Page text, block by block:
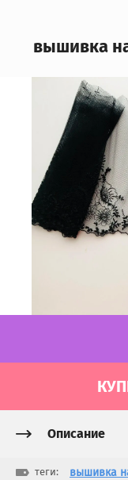
вышивка
Описание
теги: вышивка